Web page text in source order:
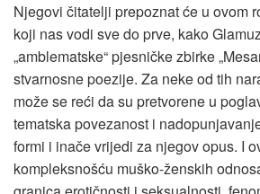
Njegovi čitatelji prepoznat će u ovom
koji nas vodi sve do prve, kako
„amblematske“ pjesničke zbirke
stvarnosne poezije. Za neke od tih
može se reći da su pretvorene u
tematska povezanost i
formi i inače vrijedi za njegov opus. I
kompleksnošću muško-ženskih